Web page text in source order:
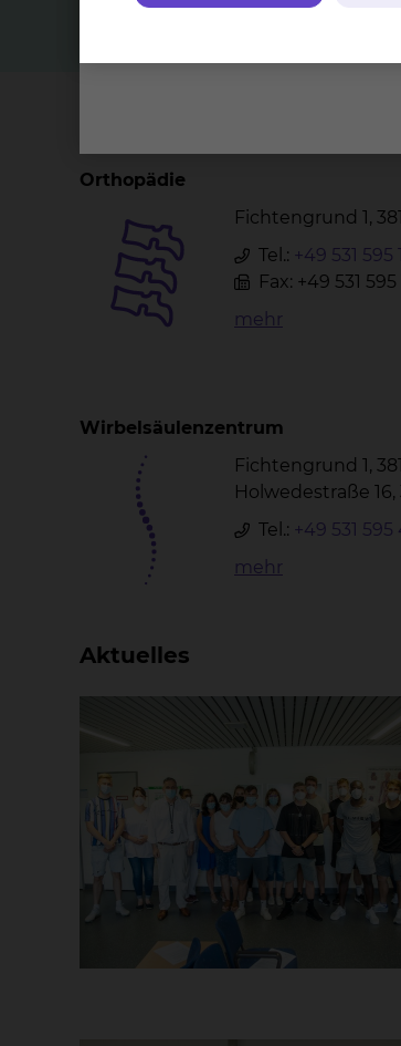
Orthopädie
Fichtengrund 1,
Tel.: +49 531 595
Fax: +49 531 595
mehr
Wirbelsäulenzentrum
Fichtengrund 1,
Holwedestraße 16,
Tel.: +49 531 595
mehr
Aktuelles